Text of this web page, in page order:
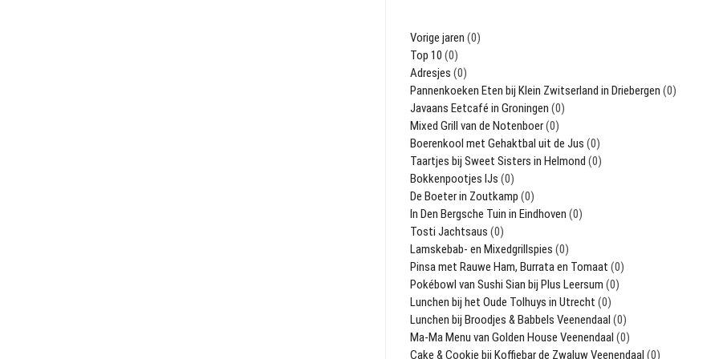
Vorige jaren (0)
Top 10 (0)
Adresjes (0)
Pannenkoeken Eten bij Klein Zwitserland in Driebergen (0)
Javaans Eetcafé in Groningen (0)
Mixed Grill van de Notenboer(0)
Boerenkool met Gehaktbal uit de Jus (0)
Taartjes bij Sweet Sisters in Helmond (0)
Bokkenpootjes IJs (0)
De Boeter in Zoutkamp (0)
In Den Bergsche Tuin in Eindhoven (0)
Tosti Jachtsaus (0)
Lamskebab- en Mixedgrillspies (0)
Pinsa met Rauwe Ham, Burrata en Tomaat (0)
Pokébowl van Sushi Sian bij Plus Leersum (0)
Lunchen bij het Oude Tolhuys in Utrecht (0)
Lunchen bij Broodjes & Babbels Veenendaal (0)
Ma-Ma Menu van Golden House Veenendaal (0)
Cake & Cookie bij Koffiebar de Zwaluw Veenendaal (0)